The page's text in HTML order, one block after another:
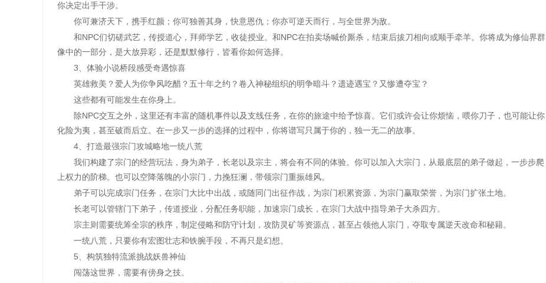
你决定出手干涉。
你可兼济天下，携手红颜；你可独善其身，快意恩仇；你亦可逆天而行，与全世界为敌。
和NPC们切磋武艺，传授道心，拜师学艺，收徒授业。和NPC在拍卖场喊价厮杀，结束后拔刀相向或顺手牵羊。你将成为修仙界群
像中的一部分，是大放异彩，还是默默修行，皆看你如何选择。
3、体验小说桥段感受奇遇惊喜
英雄救美？爱人为你争风吃醋？五十年之约？卷入神秘组织的明争暗斗？遗迹遇宝？又惨遭夺宝？
这些都有可能发生在你身上。
除NPC交互之外，这里还有丰富的随机事件以及支线任务，在你的旅途中给予惊喜。它们或许会让你烦恼，喂你刀子，也可能让你
化险为夷，甚至破而后立。在一步又一步的选择的过程中，你将谱写只属于你的，独一无二的故事。
4、打造最强宗门攻城略地一统八荒
我们构建了宗门的经营玩法，身为弟子，长老以及宗主，将会有不同的体验。你可以加入大宗门，从最底层的弟子做起，一步步爬
上权力的阶梯。也可以空降落魄的小宗门，力挽狂澜，带领宗门重振雄风。
弟子可以完成宗门任务，在宗门大比中出战，或随同门出征作战，为宗门积累资源，为宗门赢取荣誉，为宗门扩张土地。
长老可以管辖门下弟子，传道授业，分配任务职能，加速宗门成长，在宗门大战中指导弟子大杀四方。
宗主则需要统筹全宗的秩序，制定侵略和防守计划，攻防灵矿等资源点，甚至占领他人宗门，夺取专属逆天改命和秘籍。
一统八荒，只要你有宏图壮志和铁腕手段，不再只是幻想。
5、构筑独特流派挑战妖兽神仙
闯荡这世界，需要有傍身之技。